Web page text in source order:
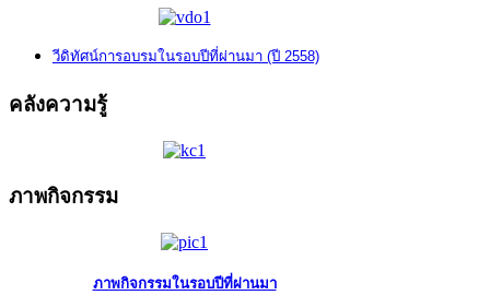
วีดิทัศน์การอบรมในรอบปีที่ผ่านมา (ปี 2558)
คลังความรู้
ภาพกิจกรรม
ภาพกิจกรรมในรอบปีที่ผ่านมา